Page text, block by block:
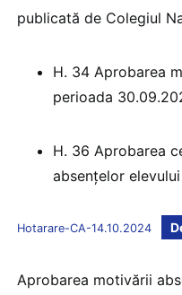
publicată de Colegiul
H. 34 Aprobarea
perioada
H. 36 Aprobarea
absențelor
Hotarare-CA-14.10.2024
Aprobarea motivării